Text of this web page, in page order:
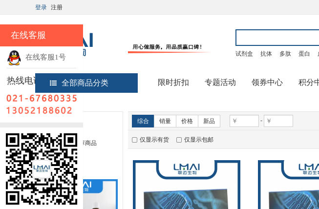
在线客服
在线客服1号
热线电话
登录 注册
试剂盒 抗体 多肽 蛋白
全部商品分类 限时折扣 专题活动 领券中心 积分
首页
暂无推荐商品
销量排行
综合 销量 价格 新品 -
仅显示有货 仅显示包邮